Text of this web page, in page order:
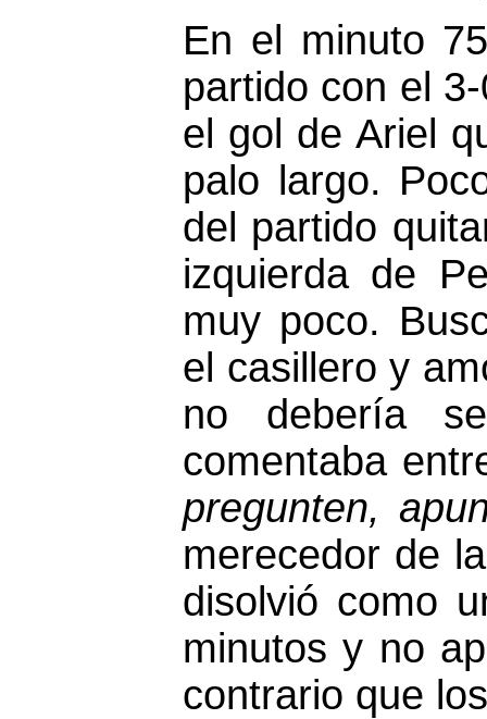
En el minuto
partido con el
el gol de Ariel
palo largo.
del partido
izquierda de
muy poco.
el casillero y
no debería
comentaba
pregunten,
merecedor de
disolvió como
minutos y no
contrario que